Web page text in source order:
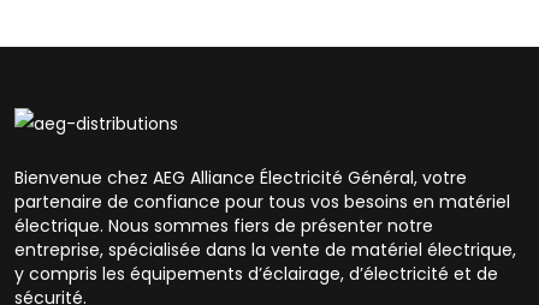
Bienvenue chez AEG Alliance Électricité Général, votre
partenaire de confiance pour tous vos besoins en matériel
électrique. Nous sommes fiers de présenter notre
entreprise, spécialisée dans la vente de matériel électrique,
y compris les équipements d’éclairage, d’électricité et de
sécurité.